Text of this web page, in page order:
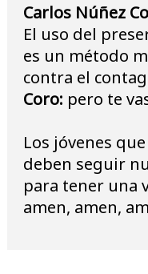
Carlos Núñez
El uso del
es un método
contra el
Coro: pero te
Los jóvenes
deben seguir
para tener una
amen, amen,